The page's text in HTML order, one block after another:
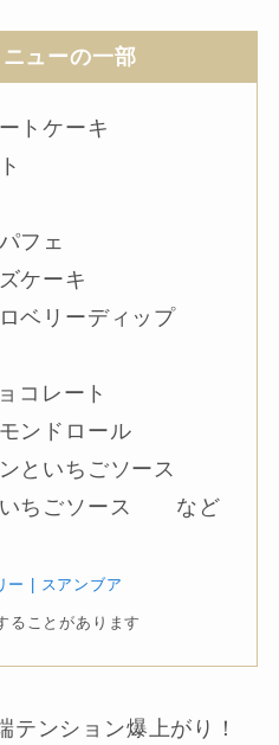
ューの一部
トケーキ
フェ
ケーキ
ベリーディップ
コレート
ンドロール
といちごソース
いちごソース など
ー | スアンブア
ることがあります
テンション爆上がり！